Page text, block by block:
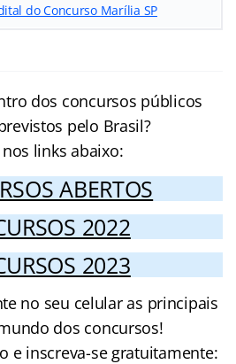
do Concurso Marília SP
dos concursos públicos
pelo Brasil?
links abaixo:
ABERTOS
2022
2023
no seu celular as principais
dos concursos!
e inscreva-se gratuitamente: